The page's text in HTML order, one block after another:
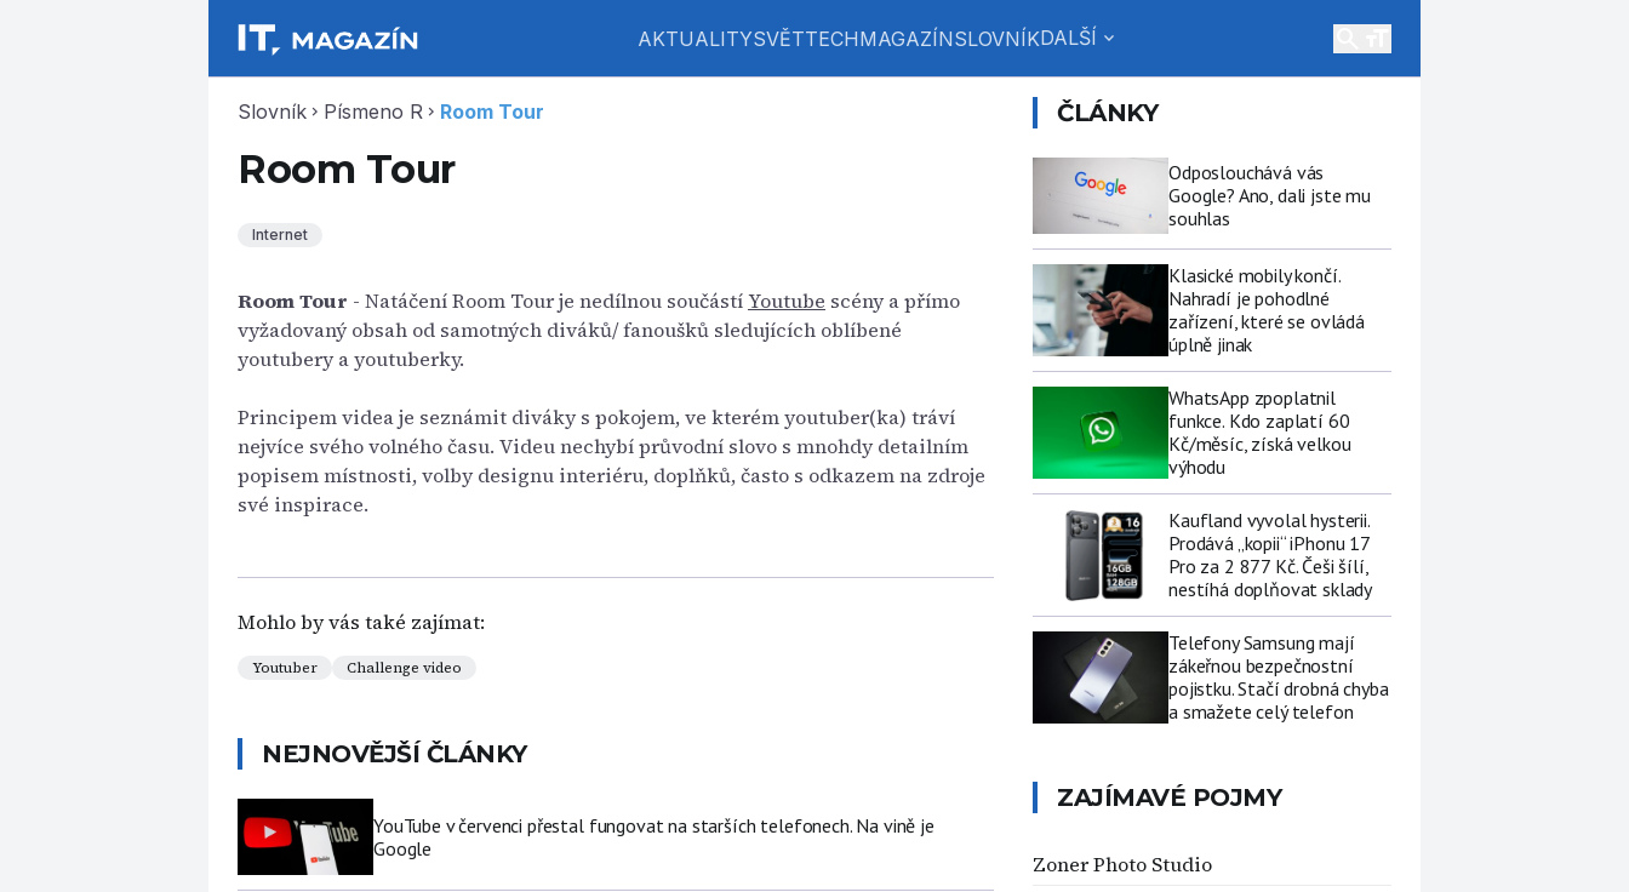
AKTUALITYSVĚTTECHMAGAZÍNSLOVNÍKDALŠÍ expand_more
Slovník chevron_right Písmeno R chevron_right Room Tour
Room Tour
Internet
Room Tour - Natáčení Room Tour je nedílnou součástíYoutube scény a přímo
vyžadovaný obsah od samotných diváků/ fanoušků sledujících oblíbené
youtubery a youtuberky.
Principem videa je seznámit diváky s pokojem, ve kterém youtuber(ka) tráví
nejvíce svého volného času. Videu nechybí průvodní slovo s mnohdy detailním
popisem místnosti, volby designu interiéru, doplňků, často s odkazem na zdroje
své inspirace.
Mohlo by vás také zajímat:
Youtuber Challenge video
NEJNOVĚJŠÍ ČLÁNKY
YouTube v červenci přestal fungovat na starších telefonech. Na vině je
Google
ČLÁNKY
Odposlouchává vás
Google? Ano, dali jste mu
souhlas
Klasické mobily končí.
Nahradí je pohodlné
zařízení, které se ovládá
úplně jinak
WhatsApp zpoplatnil
funkce. Kdo zaplatí 60
Kč/měsíc, získá velkou
výhodu
Kaufland vyvolal hysterii.
Prodává „kopii“ iPhonu 17
Pro za 2 877 Kč. Češi šílí,
nestíhá doplňovat sklady
Telefony Samsung mají
zákeřnou bezpečnostní
pojistku. Stačí drobná chyba
a smažete celý telefon
ZAJÍMAVÉ POJMY
Zoner Photo Studio